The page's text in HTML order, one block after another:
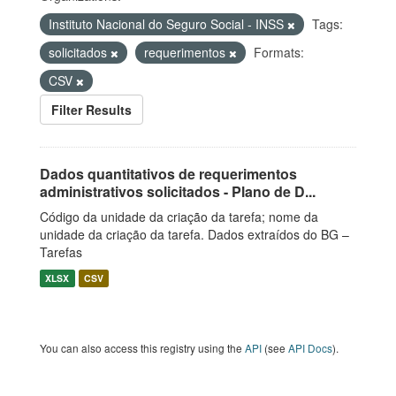
Instituto Nacional do Seguro Social - INSS
Tags:
solicitados
requerimentos
Formats:
CSV
Filter Results
Dados quantitativos de requerimentos
administrativos solicitados - Plano de D...
Código da unidade da criação da tarefa; nome da
unidade da criação da tarefa. Dados extraídos do BG –
Tarefas
XLSX CSV
You can also access this registry using the API (see API Docs).